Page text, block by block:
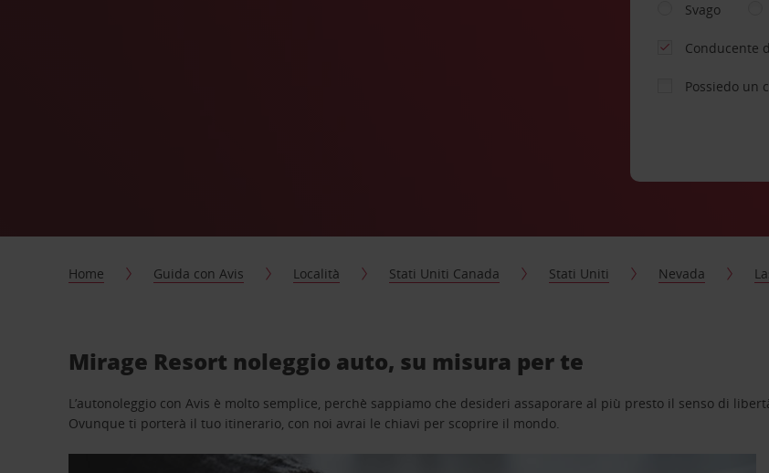
Svago
Conducente
Possiedo un
Home Guida con Avis Località Stati Uniti Canada Stati Uniti Nevada
Mirage Resort noleggio auto, su misura per te
L’autonoleggio con Avis è molto semplice, perchè sappiamo che desideri assaporare al più presto il senso di
Ovunque ti porterà il tuo itinerario, con noi avrai le chiavi per scoprire il mondo.